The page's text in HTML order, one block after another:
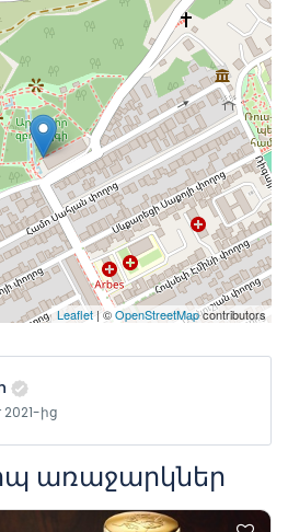
Leaflet| ©OpenStreetMapcontributors
ից
առաջարկներ